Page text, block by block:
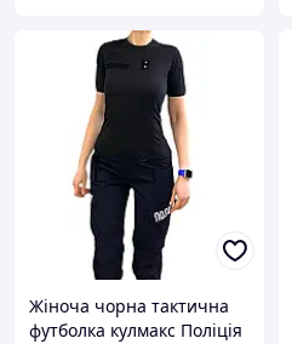
Жіноча чорна тактична
футболка кулмакс Поліція